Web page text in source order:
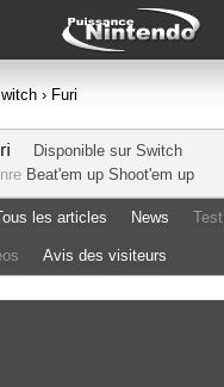
› Furi
Disponible sur Switch
Beat'em up Shoot'em up
les articles News Test
Avis des visiteurs